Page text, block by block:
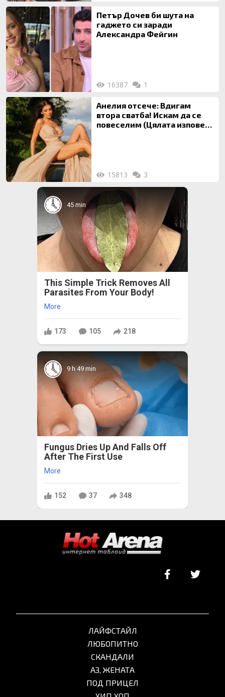
Петър Дочев би шута на
гаджето си заради
Александра Фейгин
16387 1
Анелия отсече: Вдигам
втора сватба! Искам да се
повеселим (Цялата изповед
15813 3
45 min
This Simple Trick Removes All
Parasites From Your Body!
More
173 105 218
9 h 49 min
Fungus Dries Up And Falls Off
After The First Use
More
152 37 348
ЛАЙФСТАЙЛ
ЛЮБОПИТНО
СКАНДАЛИ
АЗ, ЖЕНАТА
ПОД ПРИЦЕЛ